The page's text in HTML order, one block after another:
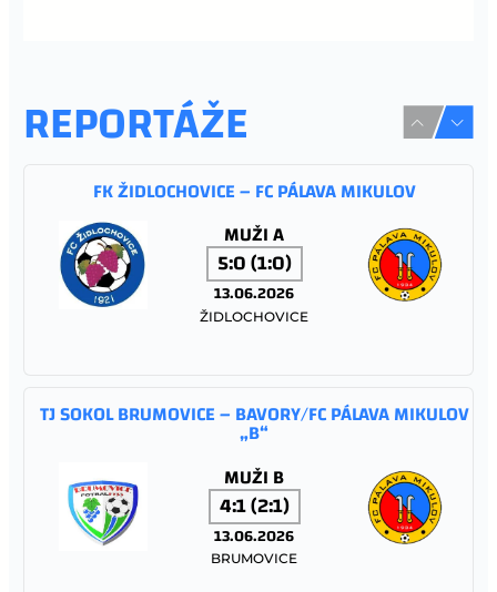
REPORTÁŽE
FK ŽIDLOCHOVICE – FC PÁLAVA MIKULOV
MUŽI A
5:0 (1:0)
13.06.2026
ŽIDLOCHOVICE
TJ SOKOL BRUMOVICE – BAVORY/FC PÁLAVA MIKULOV
„B“
MUŽI B
4:1 (2:1)
13.06.2026
BRUMOVICE